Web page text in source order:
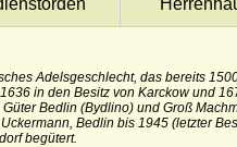
Adelsgeschlecht, das bereits
in den Besitz von Karckow und
Bedlin (Bydlino) und Groß
Bedlin bis 1945 (letzter
begütert.